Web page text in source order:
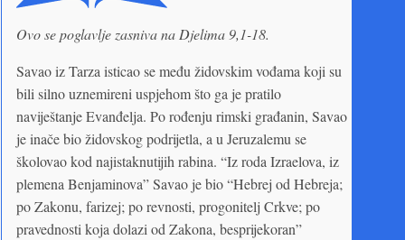
Ovo se poglavlje zasniva na Djelima 9,1-18.
Savao iz Tarza isticao se među židovskim vođama koji su
bili silno uznemireni uspjehom što ga je pratilo
naviještanje Evanđelja. Po rođenju rimski građanin, Savao
je inače bio židovskog podrijetla, a u Jeruzalemu se
školovao kod najistaknutijih rabina. “Iz roda Izraelova, iz
plemena Benjaminova” Savao je bio “Hebrej od Hebreja;
po Zakonu, farizej; po revnosti, progonitelj Crkve; po
pravednosti koja dolazi od Zakona, besprijekoran”